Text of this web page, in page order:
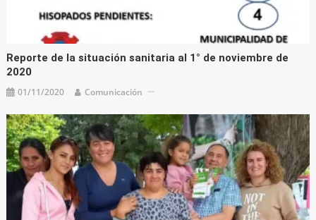
Reporte de la situación sanitaria al 1° de noviembre de
2020
01/11/2020 Comunicación